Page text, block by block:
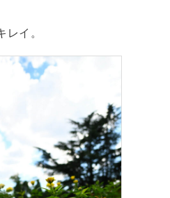
レイ。